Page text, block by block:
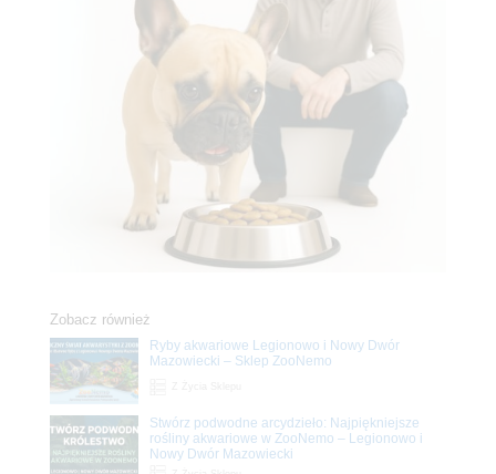
Zobacz również
Ryby akwariowe Legionowo i Nowy Dwór
Mazowiecki – Sklep ZooNemo
Stwórz podwodne arcydzieło: Najpiękniejsze
rośliny akwariowe w ZooNemo – Legionowo i
Nowy Dwór Mazowiecki